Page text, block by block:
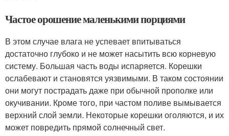
Частое орошение маленькими порциями
В этом случае влага не успевает впитываться
достаточно глубоко и не может насытить всю корневую
систему. Большая часть воды испаряется. Корешки
ослабевают и становятся уязвимыми. В таком состоянии
они могут пострадать даже при обычной прополке или
окучивании. Кроме того, при частом поливе вымывается
верхний слой земли. Некоторые корешки оголяются, и их
может повредить прямой солнечный свет.